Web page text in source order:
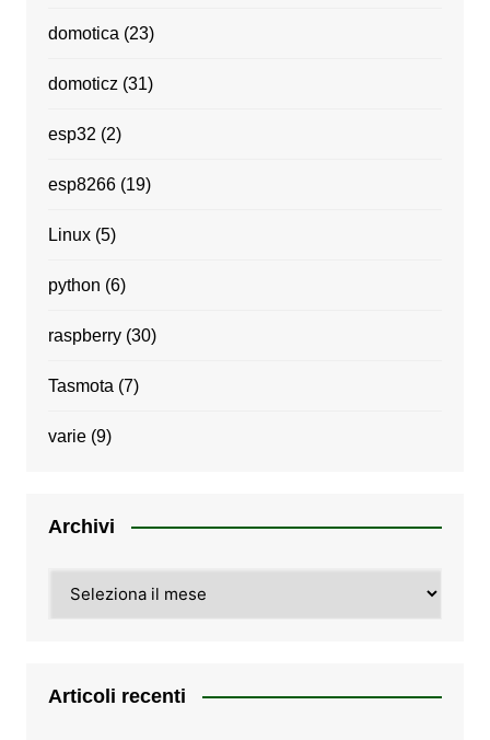
domotica (23)
domoticz (31)
esp32 (2)
esp8266(19)
Linux(5)
python (6)
raspberry(30)
Tasmota (7)
varie(9)
Archivi
Articoli recenti